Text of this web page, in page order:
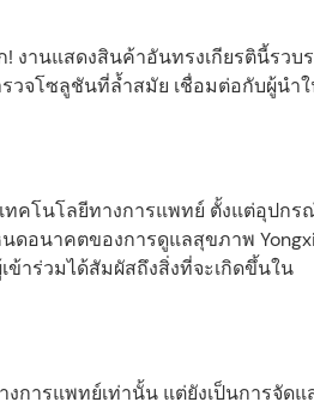
งานแสดงสินค้าอันทรงเกียรตินี้รวบ
วจโซลูชันที่ล้ำสมัย เชื่อมต่อกับผู้นำ
ทคโนโลยีทางการแพทย์ ตั้งแต่อุปก
อนาคตของการดูแลสุขภาพ
าร่วมได้สัมผัสถึงสิ่งที่จะเกิดขึ้นใน
งการแพทย์เท่านั้น แต่ยังเป็นการจัดแ